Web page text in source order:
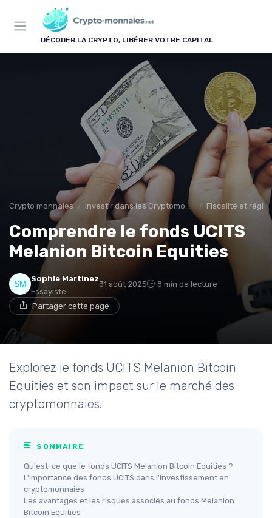
DÉCODER LA CRYPTO, LIBÉRER VOTRE CAPITAL
Crypto monnaies Investir dans les Cryptomonnaies Fiscalité et
Comprendre le fonds UCITS
Melanion Bitcoin Equities
Sophie Martinez
Essayiste
31 août 2025 8 min de lecture
Partager cette page
Explorez le fonds UCITS Melanion Bitcoin
Equities et son impact sur le marché des
cryptomonnaies.
SOMMAIRE
Qu'est-ce que le fonds UCITS Melanion Bitcoin Equities ?
L'importance des fonds UCITS dans l'investissement en
cryptomonnaies
Les avantages et les risques associés au fonds Melanion
Bitcoin Equities
Panneau de gestion des cookies